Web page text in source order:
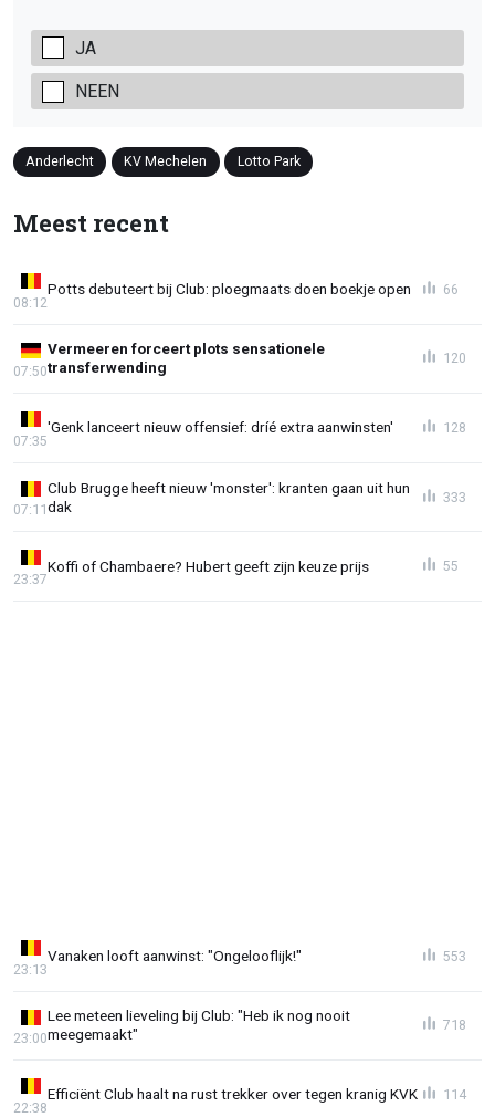
JA
NEEN
Anderlecht KV Mechelen Lotto Park
Meest recent
Potts debuteert bij Club: ploegmaats doen boekje open
08:12
66
Vermeeren forceert plots sensationele
transferwending
07:50
120
'Genk lanceert nieuw offensief: dríé extra aanwinsten'
07:35
128
Club Brugge heeft nieuw 'monster': kranten gaan uit hun
dak
07:11
333
Koffi of Chambaere? Hubert geeft zijn keuze prijs
23:37
55
Vanaken looft aanwinst: "Ongelooflijk!"
23:13
553
Lee meteen lieveling bij Club: "Heb ik nog nooit
meegemaakt"
23:00
718
Efficiënt Club haalt na rust trekker over tegen kranig KVK
22:38
114